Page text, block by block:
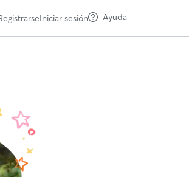
Iniciar sesión Ayuda